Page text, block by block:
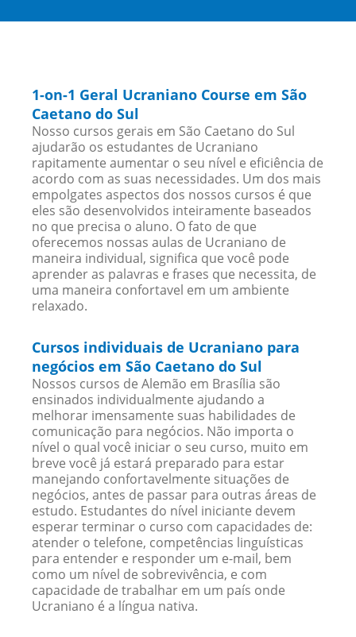
1-on-1 Geral Ucraniano Course em São
Caetano do Sul
Nosso cursos gerais em São Caetano do Sul
ajudarão os estudantes de Ucraniano
rapitamente aumentar o seu nível e eficiência de
acordo com as suas necessidades. Um dos mais
empolgates aspectos dos nossos cursos é que
eles são desenvolvidos inteiramente baseados
no que precisa o aluno. O fato de que
oferecemos nossas aulas de Ucraniano de
maneira individual, significa que você pode
aprender as palavras e frases que necessita, de
uma maneira confortavel em um ambiente
relaxado.
Cursos individuais de Ucraniano para
negócios em São Caetano do Sul
Nossos cursos de Alemão em Brasília são
ensinados individualmente ajudando a
melhorar imensamente suas habilidades de
comunicação para negócios. Não importa o
nível o qual você iniciar o seu curso, muito em
breve você já estará preparado para estar
manejando confortavelmente situações de
negócios, antes de passar para outras áreas de
estudo. Estudantes do nível iniciante devem
esperar terminar o curso com capacidades de:
atender o telefone, competências linguísticas
para entender e responder um e-mail, bem
como um nível de sobrevivência, e com
capacidade de trabalhar em um país onde
Ucraniano é a língua nativa.